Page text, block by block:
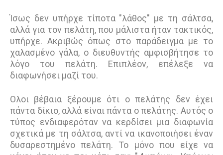
Ίσως δεν υπήρχε τίποτα "λάθος" με τη σάλτσα,
αλλά για τον πελάτη, που μάλιστα ήταν τακτικός,
υπήρχε. Ακριβώς όπως στο παράδειγμα με το
χαλασμένο γάλα, ο διευθυντής αμφισβήτησε το
λόγο του πελάτη. Επιπλέον, επέλεξε να
διαφωνήσει μαζί του.
Ολοι βέβαια ξέρουμε ότι ο πελάτης δεν έχει
πάντα δίκιο, αλλά είναι πάντα ο πελάτης. Αυτός ο
τύπος ενδιαφερόταν να κερδίσει μια διαφωνία
σχετικά με τη σάλτσα, αντί να ικανοποιήσει έναν
δυσαρεστημένο πελάτη. Το μόνο που είχε να